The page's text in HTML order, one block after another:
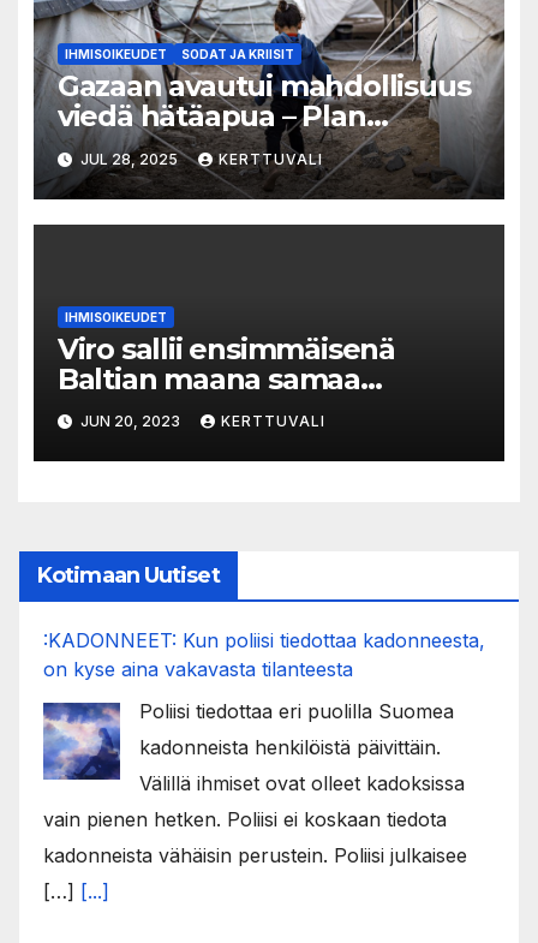
IHMISOIKEUDET SODAT JA KRIISIT
Gazaan avautui mahdollisuus
viedä hätäapua – Plan
International Suomi lähetti
tänään hätäapurahastostaan
50 000 € Gazan auttamiseksi.
JUL 28, 2025 KERTTUVALI
IHMISOIKEUDET
Viro sallii ensimmäisenä
Baltian maana samaa
sukupuolta olevien avioliitot
JUN 20, 2023 KERTTUVALI
Kotimaan Uutiset
:KADONNEET: Kun poliisi tiedottaa kadonneesta,
on kyse aina vakavasta tilanteesta
Poliisi tiedottaa eri puolilla Suomea
kadonneista henkilöistä päivittäin.
Välillä ihmiset ovat olleet kadoksissa
vain pienen hetken. Poliisi ei koskaan tiedota
kadonneista vähäisin perustein. Poliisi julkaisee
[…] [...]